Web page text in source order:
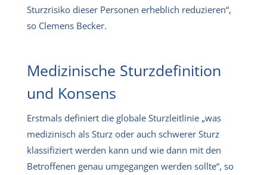
Sturzrisiko dieser Personen erheblich reduzieren“,
so Clemens Becker.
Medizinische Sturzdefinition
und Konsens
Erstmals definiert die globale Sturzleitlinie „was
medizinisch als Sturz oder auch schwerer Sturz
klassifiziert werden kann und wie dann mit den
Betroffenen genau umgegangen werden sollte“, so